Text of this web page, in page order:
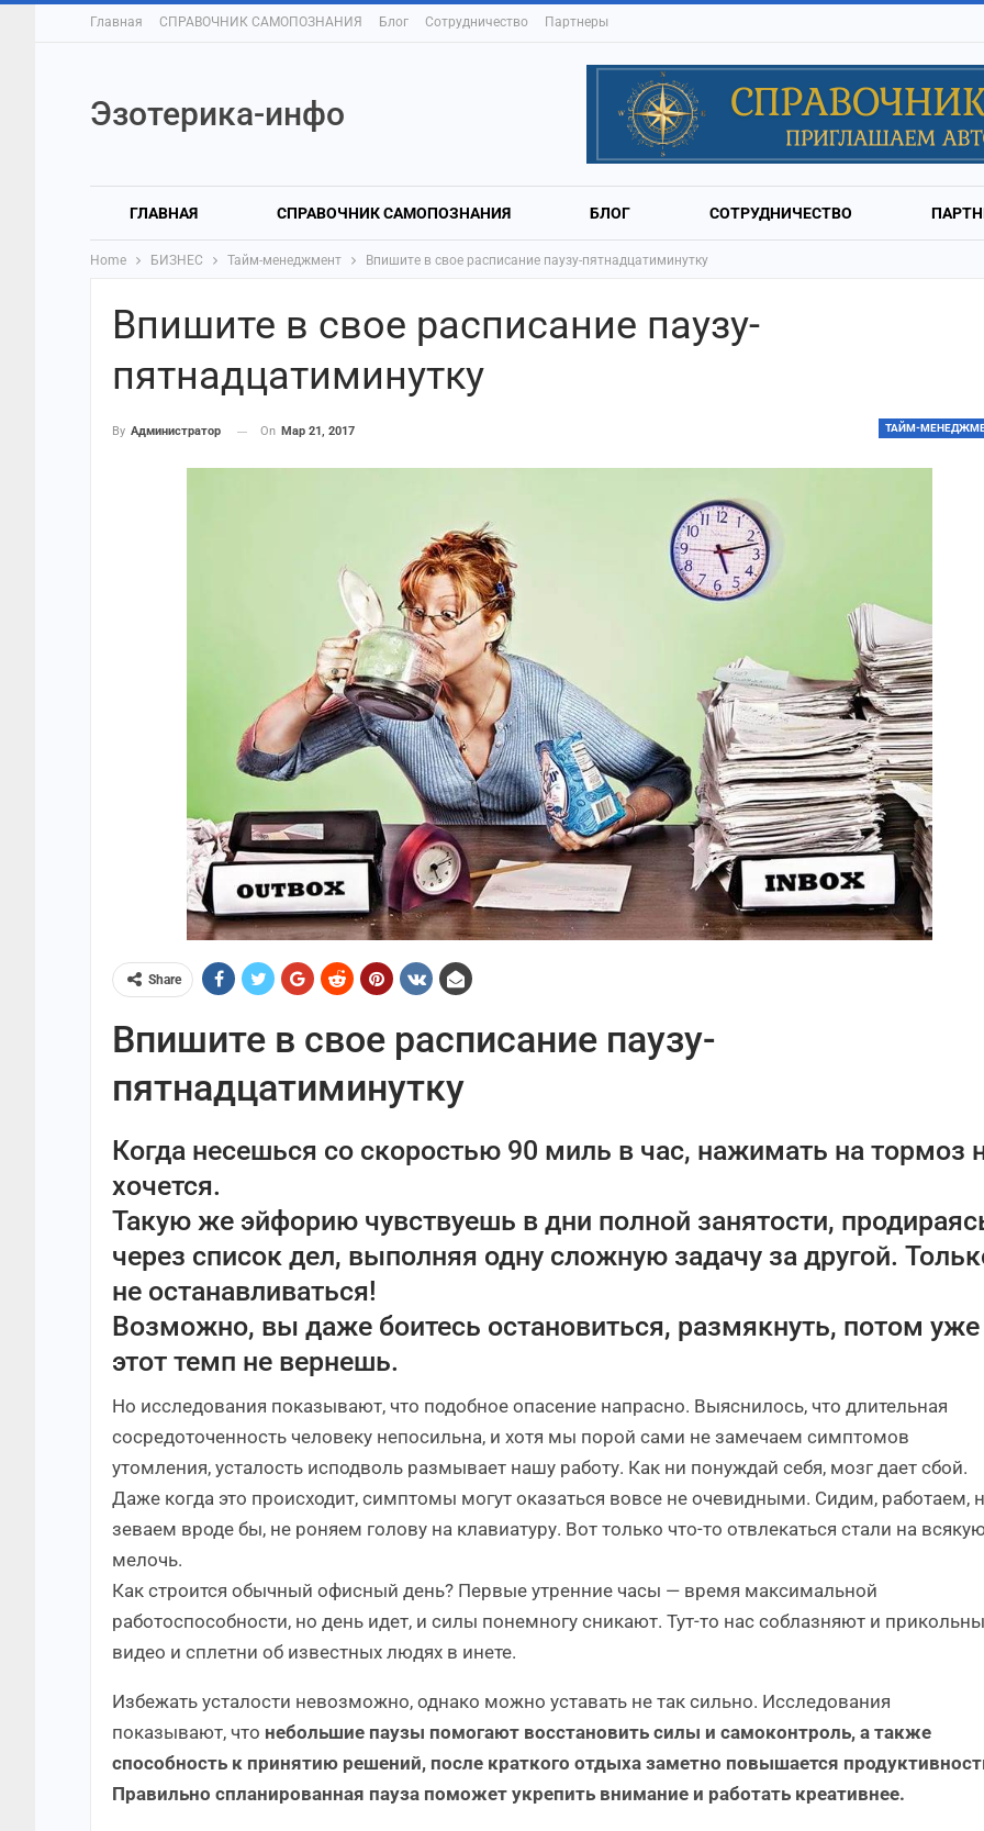
Главная СПРАВОЧНИК САМОПОЗНАНИЯ Блог Сотрудничество Партнеры
Эзотерика-инфо
ГЛАВНАЯ СПРАВОЧНИК САМОПОЗНАНИЯ БЛОГ СОТРУДНИЧЕСТВО
Home БИЗНЕС Тайм-менеджмент Впишите в свое расписание паузу-пятнадцатиминутку
Впишите в свое расписание паузу-
пятнадцатиминутку
ТАЙМ-
By Администратор On Мар 21, 2017
Share
Впишите в свое расписание паузу-
пятнадцатиминутку
Когда несешься со скоростью 90 миль в час, нажимать на тормоз
хочется.
Такую же эйфорию чувствуешь в дни полной занятости,
через список дел, выполняя одну сложную задачу за другой.
не останавливаться!
Возможно, вы даже боитесь остановиться, размякнуть, потом уже
этот темп не вернешь.
Но исследования показывают, что подобное опасение напрасно. Выяснилось, что длительная
сосредоточенность человеку непосильна, и хотя мы порой сами не замечаем симптомов
утомления, усталость исподволь размывает нашу работу. Как ни понуждай себя, мозг дает сбой.
Даже когда это происходит, симптомы могут оказаться вовсе не очевидными. Сидим, работаем,
зеваем вроде бы, не роняем голову на клавиатуру. Вот только что-то отвлекаться стали на
мелочь.
Как строится обычный офисный день? Первые утренние часы — время максимальной
работоспособности, но день идет, и силы понемногу сникают. Тут-то нас соблазняют и
видео и сплетни об известных людях в инете.
Избежать усталости невозможно, однако можно уставать не так сильно. Исследования
показывают, что небольшие паузы помогают восстановить силы и самоконтроль, а также
способность к принятию решений, после краткого отдыха заметно повышается
Правильно спланированная пауза поможет укрепить внимание и работать креативнее.